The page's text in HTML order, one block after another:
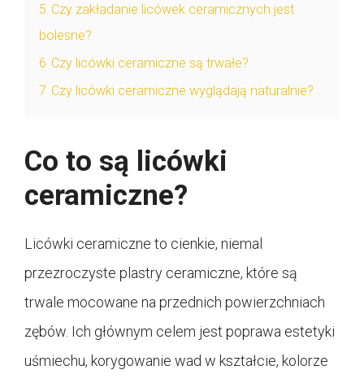
5 Czy zakładanie licówek ceramicznych jest
bolesne?
6 Czy licówki ceramiczne są trwałe?
7 Czy licówki ceramiczne wyglądają naturalnie?
Co to są licówki
ceramiczne?
Licówki ceramiczne to cienkie, niemal
przezroczyste plastry ceramiczne, które są
trwale mocowane na przednich powierzchniach
zębów. Ich głównym celem jest poprawa estetyki
uśmiechu, korygowanie wad w kształcie, kolorze